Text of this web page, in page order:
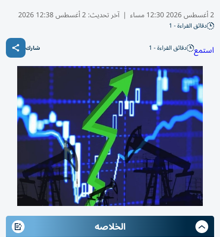
2 أغسطس 2026 12:30 مساء | آخر تحديث:2 أغسطس 12:38 2026
دقائق القراءة - 1
استمع دقائق القراءة - 1 شارك
الخلاصه